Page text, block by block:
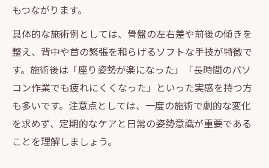
もつながります。
具体的な施術例としては、骨盤の左右差や前後の傾きを
整え、背中や首の緊張を和らげるソフトな手技が特徴で
す。施術後は「座り姿勢が楽になった」「長時間のパソ
コン作業でも疲れにくくなった」といった実感を持つ方
も多いです。注意点としては、一度の施術で劇的な変化
を求めず、定期的なケアと日常の姿勢意識が重要である
ことを理解しましょう。